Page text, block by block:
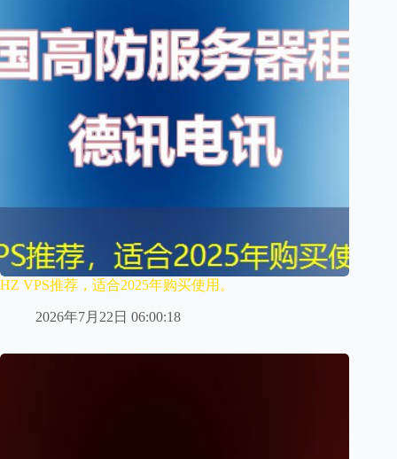
HZ VPS推荐，适合2025年购买使用。
2026年7月22日 06:00:18